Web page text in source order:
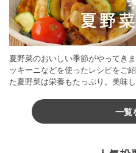
夏野菜のおいしい季節がやってき
ッキーニなどを使ったレシピをご
た夏野菜は栄養もたっぷり。美味
一覧